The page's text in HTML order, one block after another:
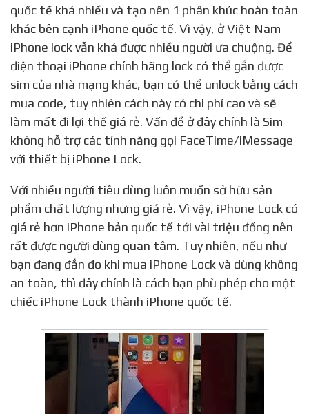
quốc tế khá nhiều và tạo nên 1 phân khúc hoàn toàn
khác bên cạnh iPhone quốc tế. Vì vậy, ở Việt Nam
iPhone lock vẫn khá được nhiều người ưa chuộng. Để
điện thoại iPhone chính hãng lock có thể gắn được
sim của nhà mạng khác, bạn có thể unlock bằng cách
mua code, tuy nhiên cách này có chi phí cao và sẽ
làm mất đi lợi thế giá rẻ. Vấn đề ở đây chính là Sim
không hỗ trợ các tính năng gọi FaceTime/iMessage
với thiết bị iPhone Lock.
Với nhiều người tiêu dùng luôn muốn sở hữu sản
phẩm chất lượng nhưng giá rẻ. Vì vậy, iPhone Lock có
giá rẻ hơn iPhone bản quốc tế tới vài triệu đồng nên
rất được người dùng quan tâm. Tuy nhiên, nếu như
bạn đang đắn đo khi mua iPhone Lock và dùng không
an toàn, thì đây chính là cách bạn phù phép cho một
chiếc iPhone Lock thành iPhone quốc tế.